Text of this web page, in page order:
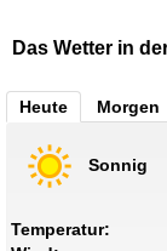
Das Wetter in
Heute Morgen
Sonnig
Temperatur: